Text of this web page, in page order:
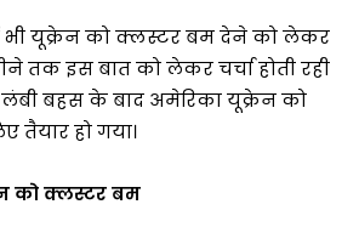
भी यूक्रेन को क्लस्टर बम देने को लेकर
तक इस बात को लेकर चर्चा होती रही
बहस के बाद अमेरिका यूक्रेन को
हो गया।
को क्लस्टर बम